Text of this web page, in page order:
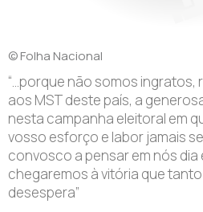
© Folha Nacional
“…porque não somos
aos MST deste país, a
nesta campanha eleitoral em
vosso esforço e labor jamais
convosco a pensar em nós dia
chegaremos à vitória que
desespera”